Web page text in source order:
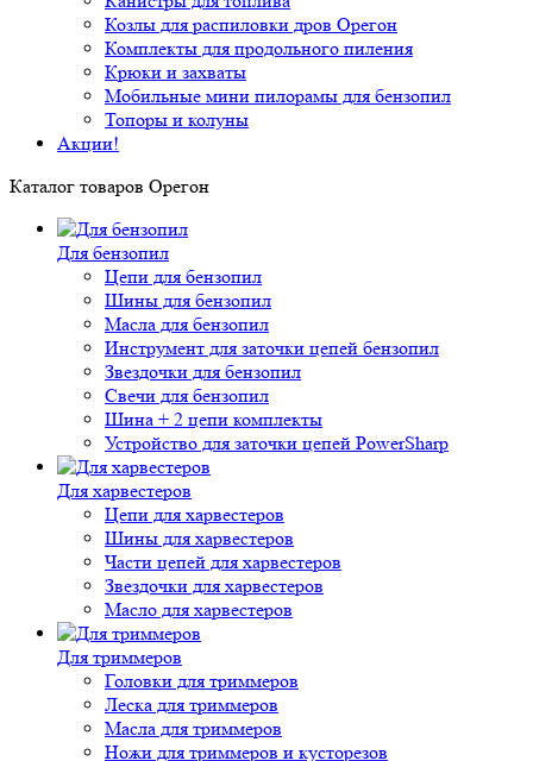
Козлы для распиловки дров Орегон
Комплекты для продольного пиления
Крюки и захваты
Мобильные мини пилорамы для бензопил
Топоры и колуны
Акции!
Каталог товаров Орегон
Для бензопил
Цепи для бензопил
Шины для бензопил
Масла для бензопил
Инструмент для заточки цепей бензопил
Звездочки для бензопил
Свечи для бензопил
Шина + 2 цепи комплекты
Устройство для заточки цепей PowerSharp
Для харвестеров
Цепи для харвестеров
Шины для харвестеров
Части цепей для харвестеров
Звездочки для харвестеров
Масло для харвестеров
Для триммеров
Головки для триммеров
Леска для триммеров
Масла для триммеров
Ножи для триммеров и кусторезов